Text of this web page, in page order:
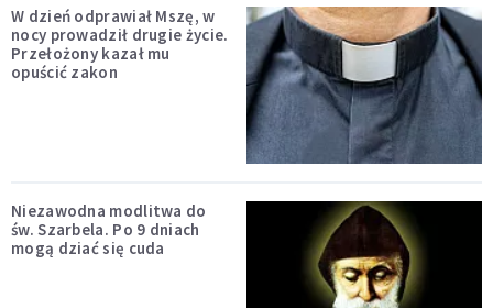
W dzień odprawiał Mszę, w
nocy prowadził drugie życie.
Przełożony kazał mu
opuścić zakon
Niezawodna modlitwa do
św. Szarbela. Po 9 dniach
mogą dziać się cuda